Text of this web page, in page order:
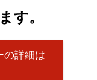
す。
の詳細は